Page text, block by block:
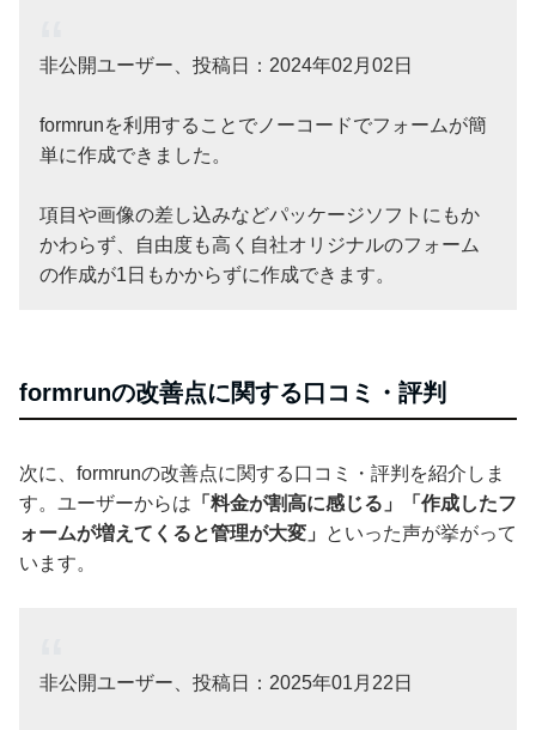
非公開ユーザー、投稿日：2024年02月02日
formrunを利用することでノーコードでフォームが簡
単に作成できました。
項目や画像の差し込みなどパッケージソフトにもか
かわらず、自由度も高く自社オリジナルのフォーム
の作成が1日もかからずに作成できます。
formrunの改善点に関する口コミ・評判
次に、formrunの改善点に関する口コミ・評判を紹介しま
す。ユーザーからは 「料金が割高に感じる」「作成したフ
ォームが増えてくると管理が大変」
といった声が挙がって
います。
非公開ユーザー、投稿日：2025年01月22日